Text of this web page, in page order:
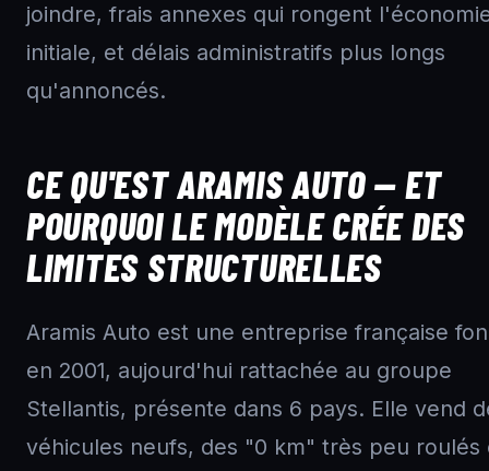
joindre, frais annexes qui rongent
initiale, et délais administratifs plus longs
qu'annoncés.
CE QU'EST ARAMIS AUTO — ET
POURQUOI LE MODÈLE CRÉE DES
LIMITES STRUCTURELLES
Aramis Auto est une entreprise française
en 2001, aujourd'hui rattachée au groupe
Stellantis, présente dans 6 pays. Elle vend
véhicules neufs, des "0 km" très peu roulés